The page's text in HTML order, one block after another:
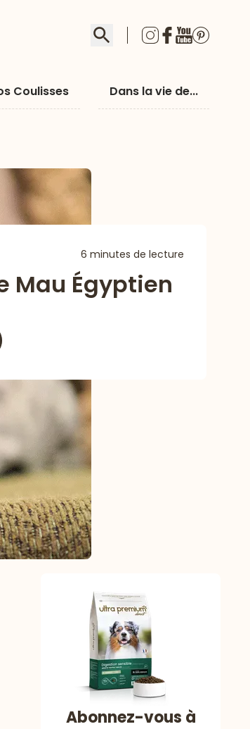
Rechercher
Coulisses Dans la vie de...
6 minutes de lecture
Mau Égyptien
Abonnez-vous à